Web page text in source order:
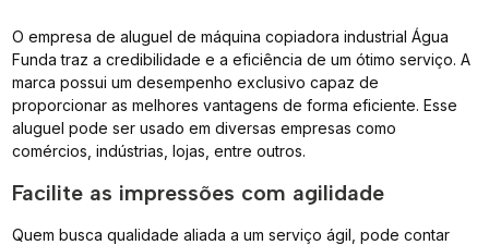
O empresa de aluguel de máquina copiadora industrial Água
Funda traz a credibilidade e a eficiência de um ótimo serviço. A
marca possui um desempenho exclusivo capaz de
proporcionar as melhores vantagens de forma eficiente. Esse
aluguel pode ser usado em diversas empresas como
comércios, indústrias, lojas, entre outros.
Facilite as impressões com agilidade
Quem busca qualidade aliada a um serviço ágil, pode contar